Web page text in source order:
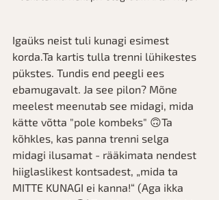
Igaüks neist tuli kunagi esimest
korda.Ta kartis tulla trenni lühikestes
pükstes. Tundis end peegli ees
ebamugavalt. Ja see pilon? Mõne
meelest meenutab see midagi, mida
kätte võtta "pole kombeks" 🙃Ta
kõhkles, kas panna trenni selga
midagi ilusamat - rääkimata nendest
hiiglaslikest kontsadest, „mida ta
MITTE KUNAGI ei kanna!“ (Aga ikka